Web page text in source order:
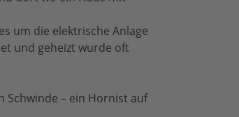
um die elektrische Anlage
und geheizt wurde oft
Schwinde – ein Hornist auf